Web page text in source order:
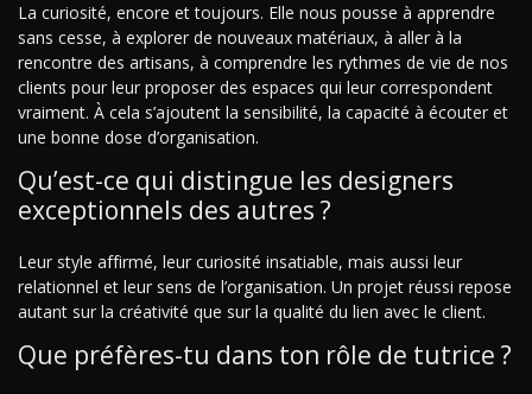
La curiosité, encore et toujours. Elle nous pousse à apprendre
sans cesse, à explorer de nouveaux matériaux, à aller à la
rencontre des artisans, à comprendre les rythmes de vie de nos
clients pour leur proposer des espaces qui leur correspondent
vraiment. À cela s’ajoutent la sensibilité, la capacité à écouter et
une bonne dose d’organisation.
Qu’est-ce qui distingue les designers
exceptionnels des autres ?
Leur style affirmé, leur curiosité insatiable, mais aussi leur
relationnel et leur sens de l’organisation. Un projet réussi repose
autant sur la créativité que sur la qualité du lien avec le client.
Que préfères-tu dans ton rôle de tutrice ?